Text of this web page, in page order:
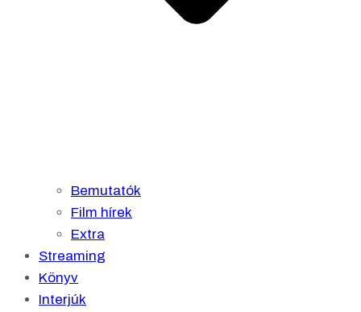
Bemutatók
Film hírek
Extra
Streaming
Könyv
Interjúk